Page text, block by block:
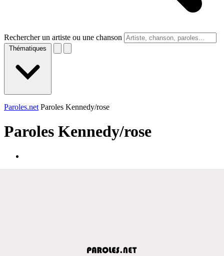
Rechercher un artiste ou une chanson
Thématiques
Paroles.net Paroles Kennedy/rose
Paroles Kennedy/rose